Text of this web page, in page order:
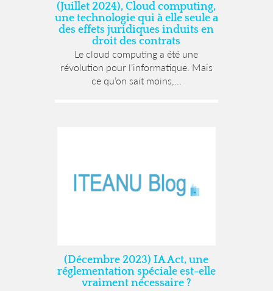
(Juillet 2024), Cloud computing,
une technologie qui à elle seule a
des effets juridiques induits en
droit des contrats
Le cloud computing a été une
révolution pour l’informatique. Mais
ce qu’on sait moins,...
(Décembre 2023) IA Act, une
réglementation spéciale est-elle
vraiment nécessaire ?